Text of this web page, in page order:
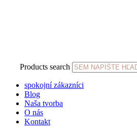
Products search
spokojní zákazníci
Blog
Naša tvorba
O nás
Kontakt